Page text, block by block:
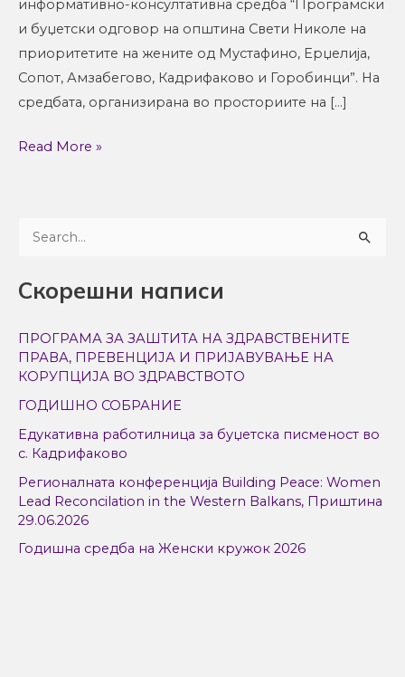
информативно-консултативна средба “Програмски
и буџетски одговор на општина Свети Николе на
приоритетите на жените од Мустафино, Ерџелија,
Сопот, Амзабегово, Кадрифаково и Горобинци”. На
средбата, организирана во просториите на […]
Read More »
a
c
h
f
r
:
Скорешни написи
ПРОГРАМА ЗА ЗАШТИТА НА ЗДРАВСТВЕНИТЕ
ПРАВА, ПРЕВЕНЦИЈА И ПРИЈАВУВАЊЕ НА
КОРУПЦИЈА ВО ЗДРАВСТВОТО
ГОДИШНО СОБРАНИЕ
Едукативна работилница за буџетска писменост во
с. Кадрифаково
Регионалната конференција Building Peace: Women
Lead Reconcilation in the Western Balkans, Приштина
29.06.2026
Годишна средба на Женски кружок 2026